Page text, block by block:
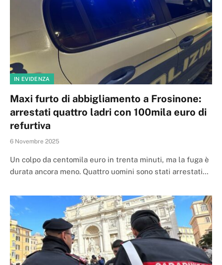
IN EVIDENZA
Maxi furto di abbigliamento a Frosinone:
arrestati quattro ladri con 100mila euro di
refurtiva
6 Novembre 2025
Un colpo da centomila euro in trenta minuti, ma la fuga è
durata ancora meno. Quattro uomini sono stati arrestati…